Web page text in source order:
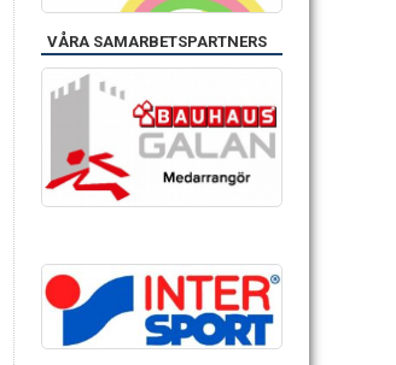
VÅRA SAMARBETSPARTNERS